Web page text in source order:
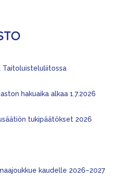
Taitoluisteluliitossa
hakuaika alkaa 1.7.2026
tukipäätökset 2026
kaudelle 2026–2027